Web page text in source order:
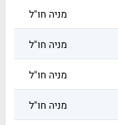
מניה חו"ל
מניה חו"ל
מניה חו"ל
מניה חו"ל